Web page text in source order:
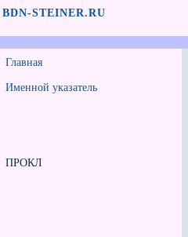
BDN-STEINER.RU
Главная
Именной указатель
ПРОКЛ